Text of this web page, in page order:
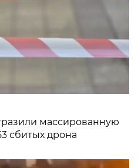
массированную
сбитых дрона